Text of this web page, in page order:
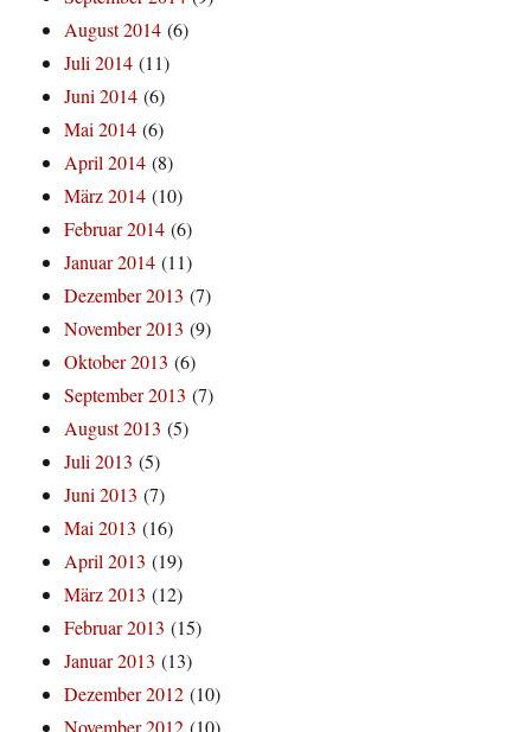
August 2014 (6)
Juli 2014 (11)
Juni 2014 (6)
Mai 2014 (6)
April 2014 (8)
März 2014 (10)
Februar 2014 (6)
Januar 2014 (11)
Dezember 2013 (7)
November 2013 (9)
Oktober 2013 (6)
September 2013 (7)
August 2013 (5)
Juli 2013 (5)
Juni 2013 (7)
Mai 2013 (16)
April 2013 (19)
März 2013 (12)
Februar 2013 (15)
Januar 2013 (13)
Dezember 2012 (10)